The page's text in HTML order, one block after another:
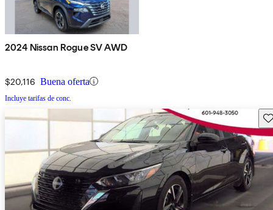
2024 Nissan Rogue SV AWD
$20,116 Buena oferta
Incluye tarifas de conc.